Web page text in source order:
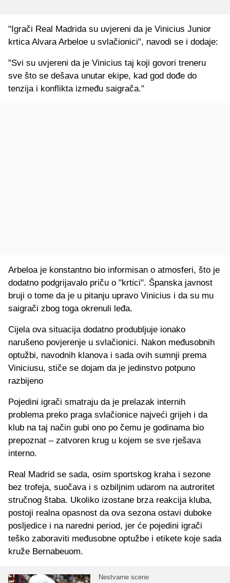
"Igrači Real Madrida su uvjereni da je Vinicius Junior
krtica Alvara Arbeloe u svlačionici", navodi se i dodaje:
"Svi su uvjereni da je Vinicius taj koji govori treneru
sve što se dešava unutar ekipe, kad god dođe do
tenzija i konflikta između saigrača."
Arbeloa je konstantno bio informisan o atmosferi, što je
dodatno podgrijavalo priču o "krtici". Španska javnost
bruji o tome da je u pitanju upravo Vinicius i da su mu
saigrači zbog toga okrenuli leđa.
Cijela ova situacija dodatno produbljuje ionako
narušeno povjerenje u svlačionici. Nakon međusobnih
optužbi, navodnih klanova i sada ovih sumnji prema
Viniciusu, stiče se dojam da je jedinstvo potpuno
razbijeno
Pojedini igrači smatraju da je prelazak internih
problema preko praga svlačionice najveći grijeh i da
klub na taj način gubi ono po čemu je godinama bio
prepoznat – zatvoren krug u kojem se sve rješava
interno.
Real Madrid se sada, osim sportskog kraha i sezone
bez trofeja, suočava i s ozbiljnim udarom na autroritet
stručnog štaba. Ukoliko izostane brza reakcija kluba,
postoji realna opasnost da ova sezona ostavi duboke
posljedice i na naredni period, jer će pojedini igrači
teško zaboraviti međusobne optužbe i etikete koje sada
kruže Bernabeuom.
Nestvarne scene